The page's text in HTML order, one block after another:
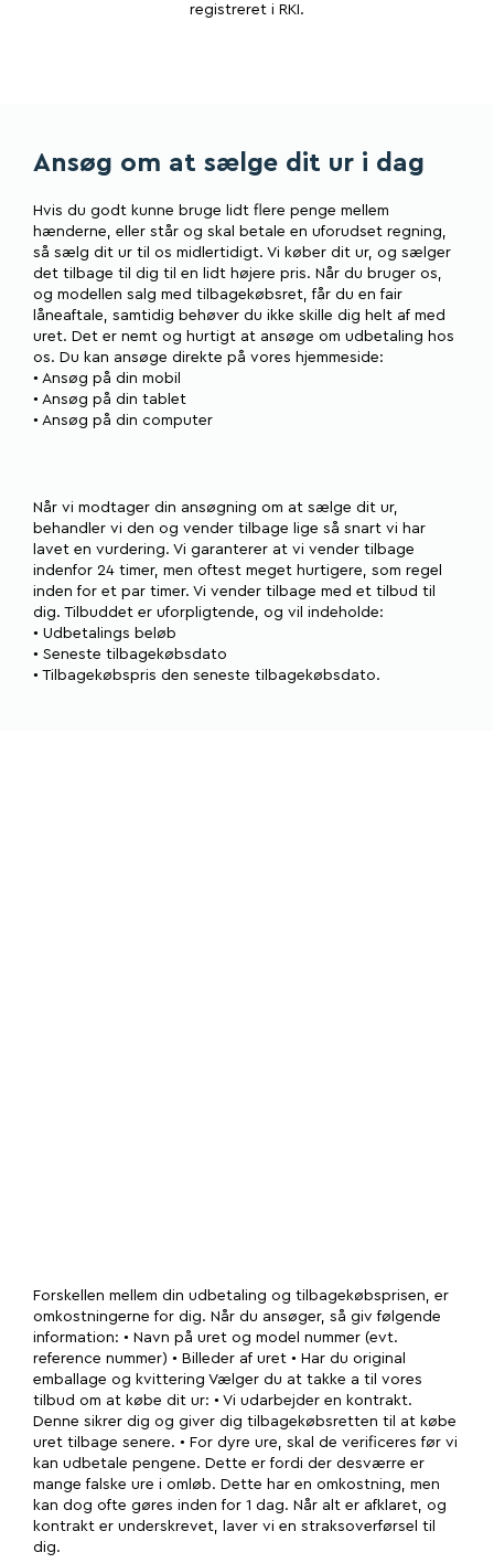
registreret i RKI.
Ansøg om at sælge dit ur i dag
Hvis du godt kunne bruge lidt flere penge mellem
hænderne, eller står og skal betale en uforudset regning,
så sælg dit ur til os midlertidigt. Vi køber dit ur, og sælger
det tilbage til dig til en lidt højere pris. Når du bruger os,
og modellen salg med tilbagekøbsret, får du en fair
låneaftale, samtidig behøver du ikke skille dig helt af med
uret. Det er nemt og hurtigt at ansøge om udbetaling hos
os. Du kan ansøge direkte på vores hjemmeside:
• Ansøg på din mobil
• Ansøg på din tablet
• Ansøg på din computer
Når vi modtager din ansøgning om at sælge dit ur,
behandler vi den og vender tilbage lige så snart vi har
lavet en vurdering. Vi garanterer at vi vender tilbage
indenfor 24 timer, men oftest meget hurtigere, som regel
inden for et par timer. Vi vender tilbage med et tilbud til
dig. Tilbuddet er uforpligtende, og vil indeholde:
• Udbetalings beløb
• Seneste tilbagekøbsdato
• Tilbagekøbspris den seneste tilbagekøbsdato.
Forskellen mellem din udbetaling og tilbagekøbsprisen, er
omkostningerne for dig. Når du ansøger, så giv følgende
information: • Navn på uret og model nummer (evt.
reference nummer) • Billeder af uret • Har du original
emballage og kvittering Vælger du at takke a til vores
tilbud om at købe dit ur: • Vi udarbejder en kontrakt.
Denne sikrer dig og giver dig tilbagekøbsretten til at købe
uret tilbage senere. • For dyre ure, skal de verificeres før vi
kan udbetale pengene. Dette er fordi der desværre er
mange falske ure i omløb. Dette har en omkostning, men
kan dog ofte gøres inden for 1 dag. Når alt er afklaret, og
kontrakt er underskrevet, laver vi en straksoverførsel til
dig.